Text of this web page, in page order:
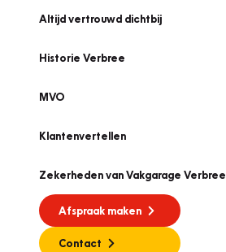
Altijd vertrouwd dichtbij
Historie Verbree
MVO
Klantenvertellen
Zekerheden van Vakgarage Verbree
Afspraak maken
Contact